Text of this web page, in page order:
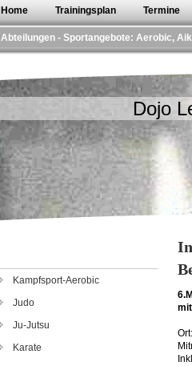
Home Trainingsplan Termine
Abteilungen - Sportangebote: Aerobic,
Dojo
Kampfsport-Aerobic
Judo
Ju-Jutsu
Karate